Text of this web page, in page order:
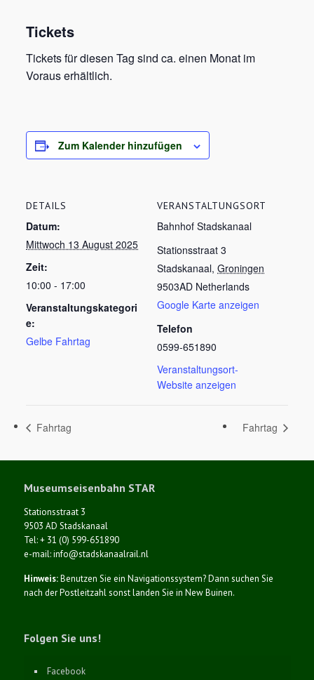
Tickets
Tickets für diesen Tag sind ca. einen Monat im
Voraus erhältlich.
Zum Kalender hinzufügen
DETAILS
Datum:
Mittwoch 13 August 2025
Zeit:
10:00 - 17:00
Veranstaltungskategori
e:
Gelbe Fahrtag
VERANSTALTUNGSORT
Bahnhof Stadskanaal
Stationsstraat 3
Stadskanaal, Groningen
9503AD Netherlands
Google Karte anzeigen
Telefon
0599-651890
Veranstaltungsort-
Website anzeigen
Fahrtag Fahrtag
Museumseisenbahn STAR
Stationsstraat 3
9503 AD Stadskanaal
Tel: + 31 (0) 599-651890
e-mail: info@stadskanaalrail.nl
Hinweis:Benutzen Sie ein Navigationssystem? Dann suchen Sie
nach der Postleitzahl sonst landen Sie in New Buinen.
Folgen Sie uns!
Facebook